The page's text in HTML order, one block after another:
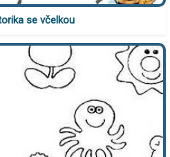
se včelkou